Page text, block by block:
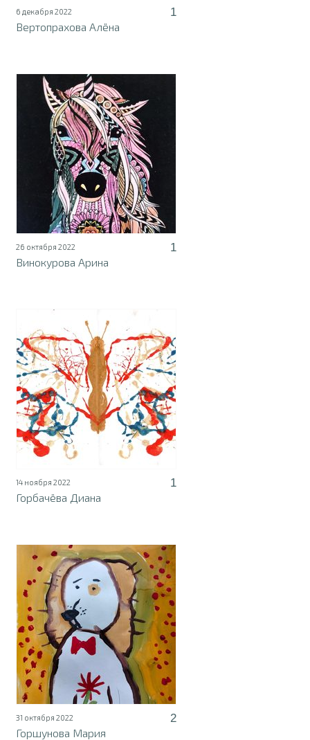
6 декабря 2022
1
Вертопрахова Алёна
26 октября 2022
1
Винокурова Арина
14 ноября 2022
1
Горбачёва Диана
31 октября 2022
2
Горшунова Мария